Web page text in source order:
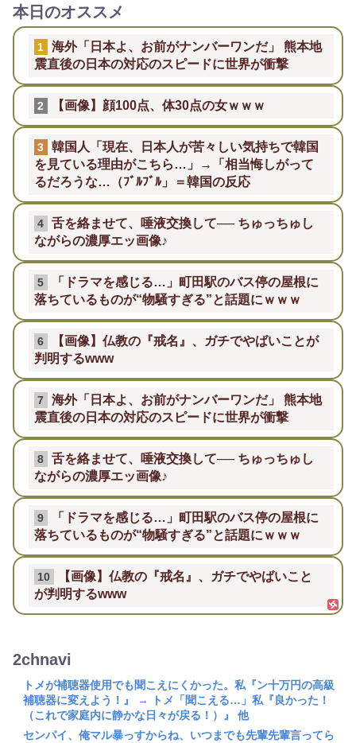
本日のオススメ
1
海外「日本よ、お前がナンバーワンだ」 熊本地
震直後の日本の対応のスピードに世界が衝撃
2 【画像】顔100点、体30点の女ｗｗｗ
3
韓国人「現在、日本人が苦々しい気持ちで韓国
を見ている理由がこちら…」→「相当悔しがって
るだろうな…（ﾌﾞﾙﾌﾞﾙ」＝韓国の反応
4
舌を絡ませて、唾液交換して── ちゅっちゅし
ながらの濃厚エッ画像♪
5
「ドラマを感じる…」町田駅のバス停の屋根に
落ちているものが“物騒すぎる”と話題にｗｗｗ
6
【画像】仏教の『戒名』、ガチでやばいことが
判明するwww
7
海外「日本よ、お前がナンバーワンだ」 熊本地
震直後の日本の対応のスピードに世界が衝撃
8
舌を絡ませて、唾液交換して── ちゅっちゅし
ながらの濃厚エッ画像♪
9
「ドラマを感じる…」町田駅のバス停の屋根に
落ちているものが“物騒すぎる”と話題にｗｗｗ
10
【画像】仏教の『戒名』、ガチでやばいこと
が判明するwww
2chnavi
トメが補聴器使用でも聞こえにくかった。私『ン十万円の高級
補聴器に変えよう！』 → トメ「聞こえる…」私『良かった！
（これで家庭内に静かな日々が戻る！）』 他
センパイ、俺マル暴っすからね、いつまでも先輩先輩言ってら